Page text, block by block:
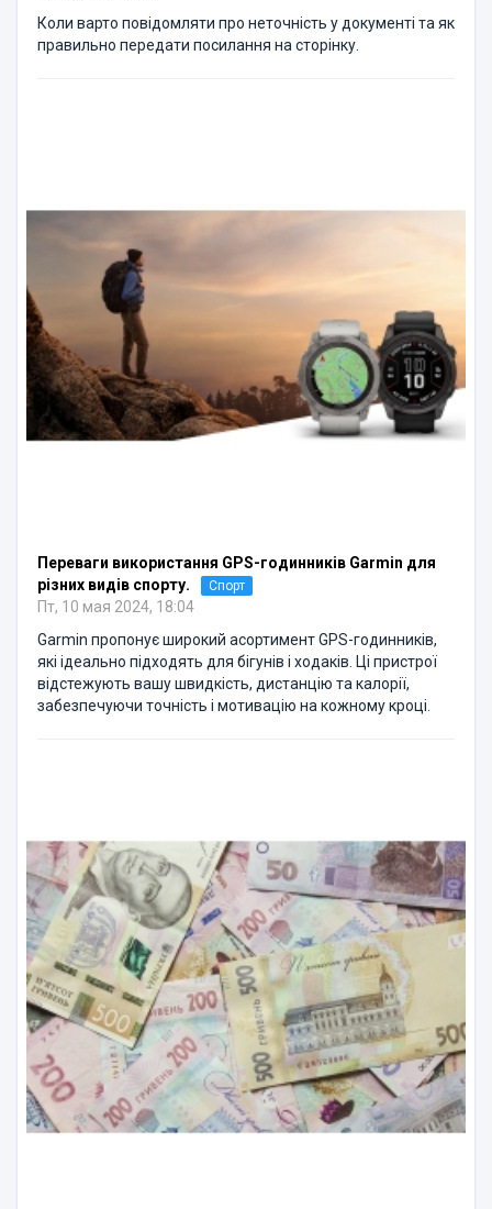
Коли варто повідомляти про неточність у документі та як
правильно передати посилання на сторінку.
Переваги використання GPS-годинників Garmin для
різних видів спорту.
Спорт
Пт, 10 мая 2024, 18:04
Garmin пропонує широкий асортимент GPS-годинників,
які ідеально підходять для бігунів і ходаків. Ці пристрої
відстежують вашу швидкість, дистанцію та калорії,
забезпечуючи точність і мотивацію на кожному кроці.